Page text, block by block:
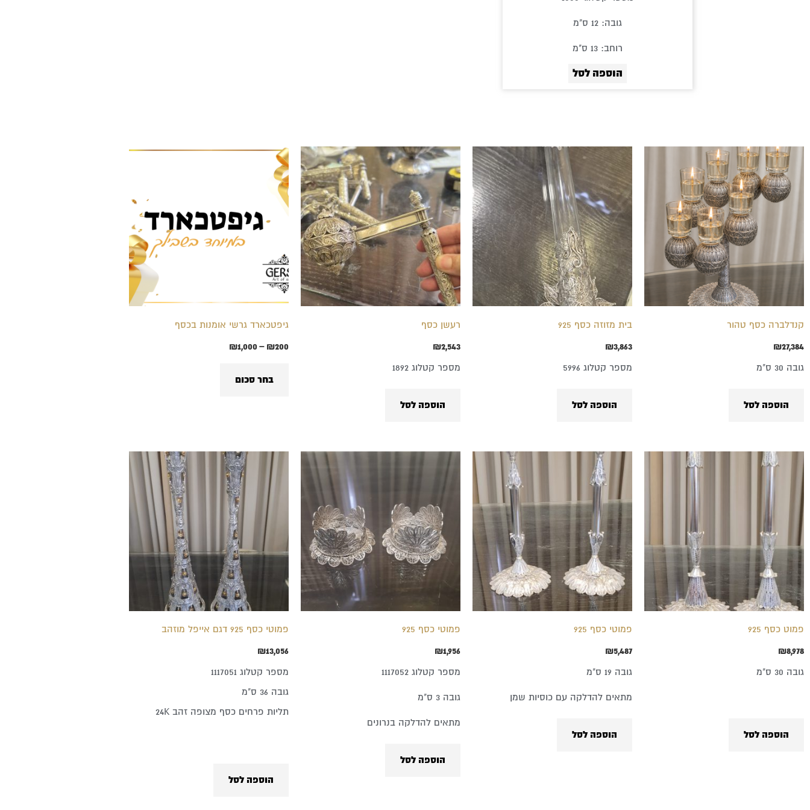
גובה: 12 ס"מ
רוחב: 13 ס"מ
הוספה לסל
קנדלברה כסף טהור
₪27,384
גובה 30 ס"מ
הוספה לסל
בית מזוזה כסף 925
₪3,863
מספר קטלוג 5996
הוספה לסל
רעשן כסף
₪2,543
מספר קטלוג 1892
הוספה לסל
גיפטכארד גרשי אומנות בכסף
₪200
–
₪1,000
טווח
בחר סכום
מספר
סוגים.
פמוט כסף 925
₪8,978
גובה 30 ס"מ
הוספה לסל
פמוטי כסף 925
₪5,487
גובה 19 ס"מ
מתאים להדלקה עם כוסיות שמן
הוספה לסל
פמוטי כסף 925
₪1,956
מספר קטלוג 1117052
גובה 3 ס"מ
מתאים להדלקה בנרונים
הוספה לסל
פמוטי כסף 925 דגם אייפל מוזהב
₪13,056
מספר קטלוג 1117051
גובה 36 ס"מ
תליות פרחים כסף מצופה זהב 24K
הוספה לסל